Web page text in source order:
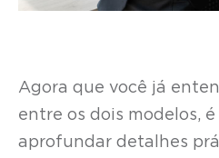
Agora que você já
entre os dois modelos,
aprofundar detalhes